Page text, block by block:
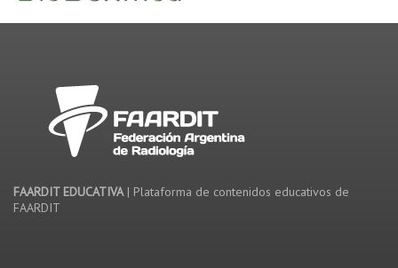
FAARDIT EDUCATIVA| Plataforma de contenidos educativos de
FAARDIT